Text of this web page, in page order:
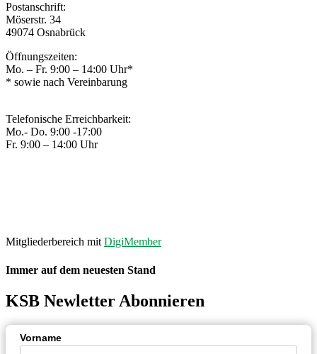
Postanschrift:
Möserstr. 34
49074 Osnabrück
Öffnungszeiten:
Mo. – Fr. 9:00 – 14:00 Uhr*
* sowie nach Vereinbarung
Telefonische Erreichbarkeit:
Mo.- Do. 9:00 -17:00
Fr. 9:00 – 14:00 Uhr
Mitgliederbereich mit DigiMember
Immer auf dem neuesten Stand
KSB Newletter Abonnieren
Vorname